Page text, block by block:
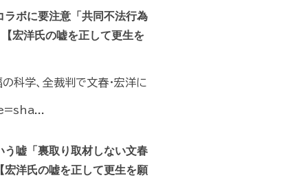
ボに要注意「共同不法行為
宏洋氏の嘘を正して更生を
科学、全裁判で文春・宏洋に
嘘「裏取り取材しない文春
洋氏の嘘を正して更生を願